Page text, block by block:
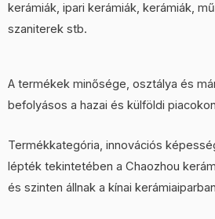
kerámiák, ipari kerámiák, kerámiák,
szaniterek stb.
A termékek minősége, osztálya és
befolyásos a hazai és külföldi
Termékkategória, innovációs
lépték tekintetében a Chaozhou
és szinten állnak a kínai